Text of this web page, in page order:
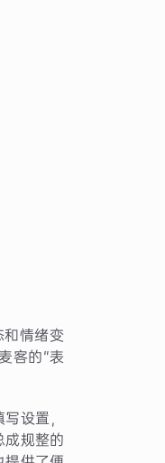
和情绪变
客的“表
设置，
成规整的